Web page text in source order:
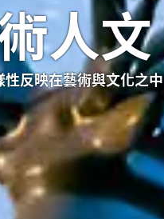
人文
性反映在藝術與文化之中